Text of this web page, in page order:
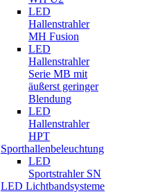
LED
Hallenstrahler
MH Fusion
LED
Hallenstrahler
Serie MB mit
äußerst geringer
Blendung
LED
Hallenstrahler
HPT
Sporthallenbeleuchtung
LED
Sportstrahler SN
LED Lichtbandsysteme